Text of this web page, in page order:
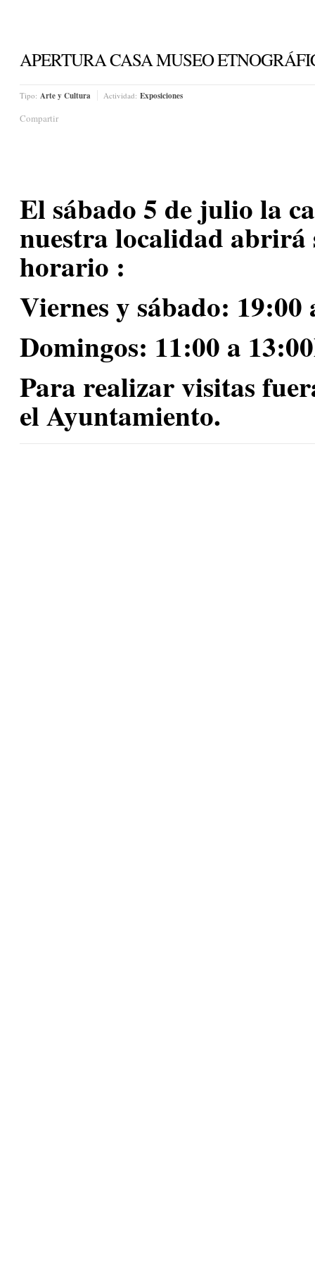
APERTURA CASA MUSEO
Tipo: Arte y Cultura Actividad: Exposiciones
Compartir
El sábado 5 de julio la
nuestra localidad abrirá
horario :
Viernes y sábado:
Domingos: 11:00 a
Para realizar visitas
el Ayuntamiento.